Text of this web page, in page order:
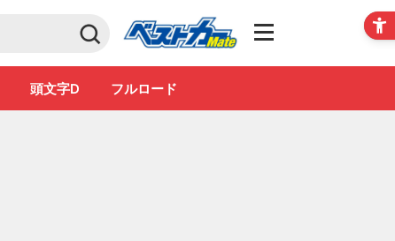
Club
頭文字D フルロード